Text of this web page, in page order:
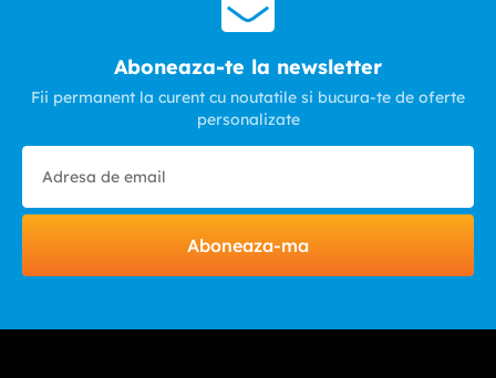
Aboneaza-te la newsletter
Fii permanent la curent cu noutatile si bucura-te de oferte
personalizate
Aboneaza-ma